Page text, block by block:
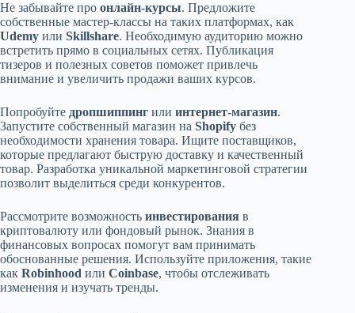
Не забывайте про онлайн-курсы. Предложите
собственные мастер-классы на таких платформах, как
Udemy или Skillshare. Необходимую аудиторию можно
встретить прямо в социальных сетях. Публикация
тизеров и полезных советов поможет привлечь
внимание и увеличить продажи ваших курсов.
Попробуйте дропшиппинг или интернет-магазин.
Запустите собственный магазин на Shopify без
необходимости хранения товара. Ищите поставщиков,
которые предлагают быструю доставку и качественный
товар. Разработка уникальной маркетинговой стратегии
позволит выделиться среди конкурентов.
Рассмотрите возможность инвестирования в
криптовалюту или фондовый рынок. Знания в
финансовых вопросах помогут вам принимать
обоснованные решения. Используйте приложения, такие
как Robinhood или Coinbase, чтобы отслеживать
изменения и изучать тренды.